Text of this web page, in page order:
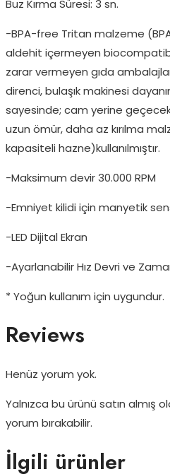
Buz Kırma Süresi: 3 sn.
-BPA-free Tritan malzeme
aldehit içermeyen
zarar vermeyen gıda
direnci, bulaşık makinesi
sayesinde; cam yerine
uzun ömür, daha az kırılma
kapasiteli hazne)kullanılmıştır.
-Maksimum devir 30.000 RPM
-Emniyet kilidi için manyetik
-LED Dijital Ekran
-Ayarlanabilir Hız Devri ve
* Yoğun kullanım için uygundur.
Reviews
Henüz yorum yok.
Yalnızca bu ürünü satın almış
yorum bırakabilir.
İlgili ürünler